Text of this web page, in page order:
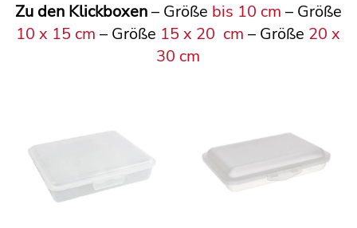
Zu den Klickboxen– Größe bis 10 cm – Größe
10 x 15 cm – Größe 15 x 20 cm – Größe 20 x
30 cm